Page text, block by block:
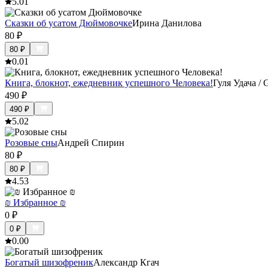
Сказки об усатом ДюймовочкеИрина Данилова
80 ₽
80 ₽
0.01
Книга, блокнот, ежедневник успешного Человека!Гуля Удача /
490 ₽
490 ₽
5.02
Розовые сныАндрей Спирин
80 ₽
80 ₽
4.53
₪ Избранное ₪
0 ₽
0 ₽
0.00
Богатый шизофреникАлександр Кгач